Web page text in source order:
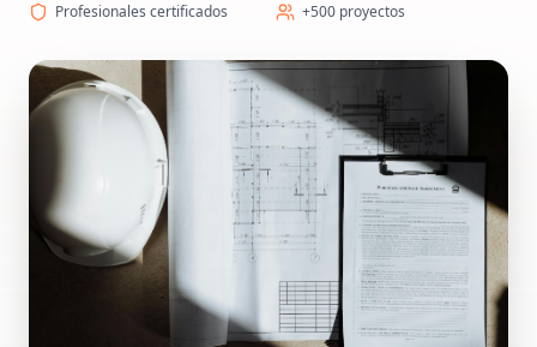
Profesionales certificados
+500 proyectos